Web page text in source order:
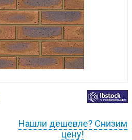
Нашли дешевле? Снизим
цену!